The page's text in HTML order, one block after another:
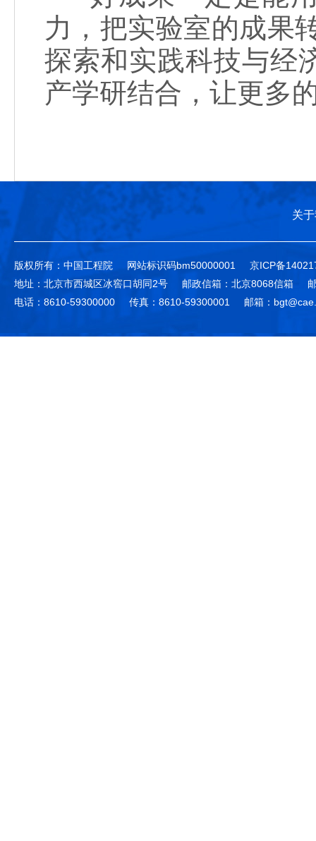
力，把实验室的成果
探索和实践科技与经
产学研结合，让更多
关
版权所有：中国工程院 网站标识码bm50000001
京ICP备
地址：北京市西城区冰窖口胡同2号
邮政信箱：北京8068信箱
电话：8610-59300000
传真：8610-59300001 邮箱：